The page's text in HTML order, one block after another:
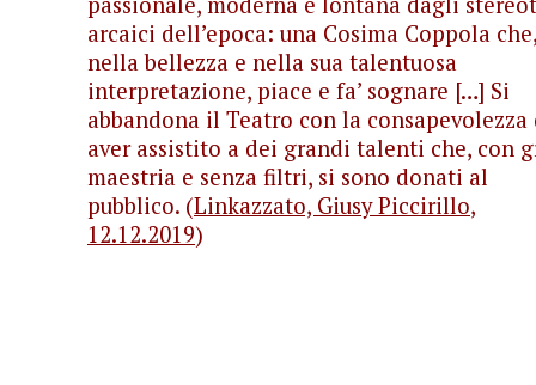
arcaici dell’epoca: una Cosima Coppola che,
nella bellezza e nella sua talentuosa
interpretazione, piace e fa’ sognare […] Si
abbandona il Teatro con la consapevolezza
aver assistito a dei grandi talenti che, con
maestria e senza filtri, si sono donati al
pubblico. (Linkazzato, Giusy Piccirillo,
12.12.2019)